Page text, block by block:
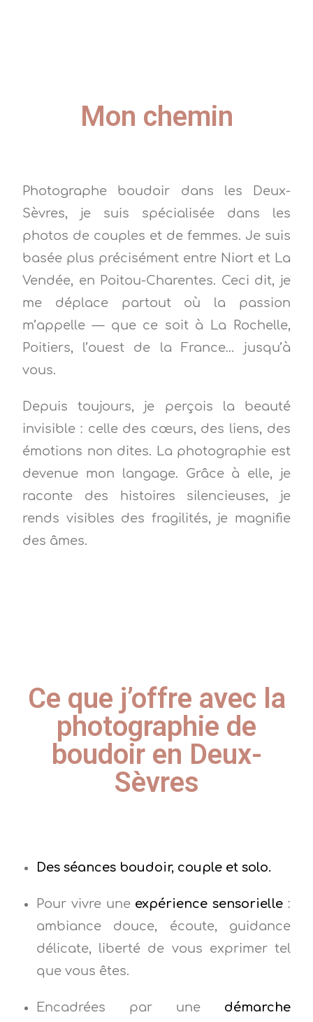
Mon chemin
Photographe boudoir dans les Deux-
Sèvres, je suis spécialisée dans les
photos de couples et de femmes. Je suis
basée plus précisément entre Niort et La
Vendée, en Poitou-Charentes. Ceci dit, je
me déplace partout où la passion
m’appelle — que ce soit à La Rochelle,
Poitiers, l’ouest de la France… jusqu’à
vous.
Depuis toujours, je perçois la beauté
invisible : celle des cœurs, des liens, des
émotions non dites. La photographie est
devenue mon langage. Grâce à elle, je
raconte des histoires silencieuses, je
rends visibles des fragilités, je magnifie
des âmes.
Ce que j’offre avec la
photographie de
boudoir en Deux-
Sèvres
Des séances boudoir, couple et solo.
Pour vivre une expérience sensorielle:
ambiance douce, écoute, guidance
délicate, liberté de vous exprimer tel
que vous êtes.
Encadrées par une démarche